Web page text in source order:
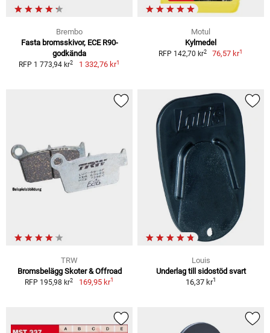
Brembo
Fasta bromsskivor, ECE R90-
godkända
RFP 1 773,94 kr2 1 332,76 kr1
Motul
Kylmedel
RFP 142,70 kr2 76,57 kr1
TRW
Bromsbelägg Skoter & Offroad
RFP 195,98 kr2 169,95 kr1
Louis
Underlag till sidostöd svart
16,37 kr1